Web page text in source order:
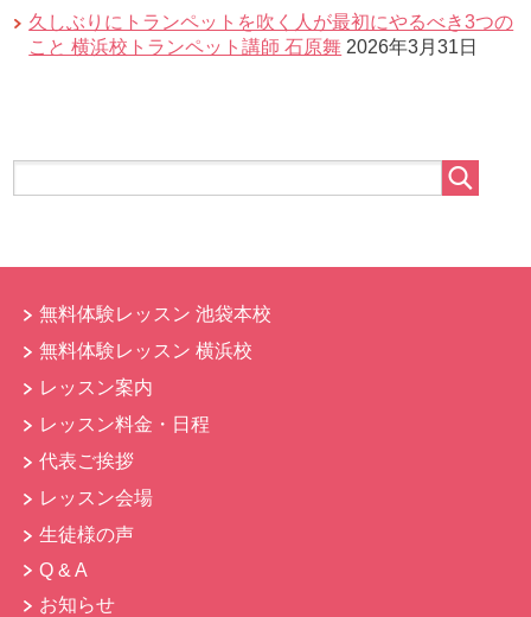
久しぶりにトランペットを吹く人が最初にやるべき3つの
こと 横浜校トランペット講師 石原舞 2026年3月31日
無料体験レッスン 池袋本校
無料体験レッスン 横浜校
レッスン案内
レッスン料金・日程
代表ご挨拶
レッスン会場
生徒様の声
Q & A
お知らせ